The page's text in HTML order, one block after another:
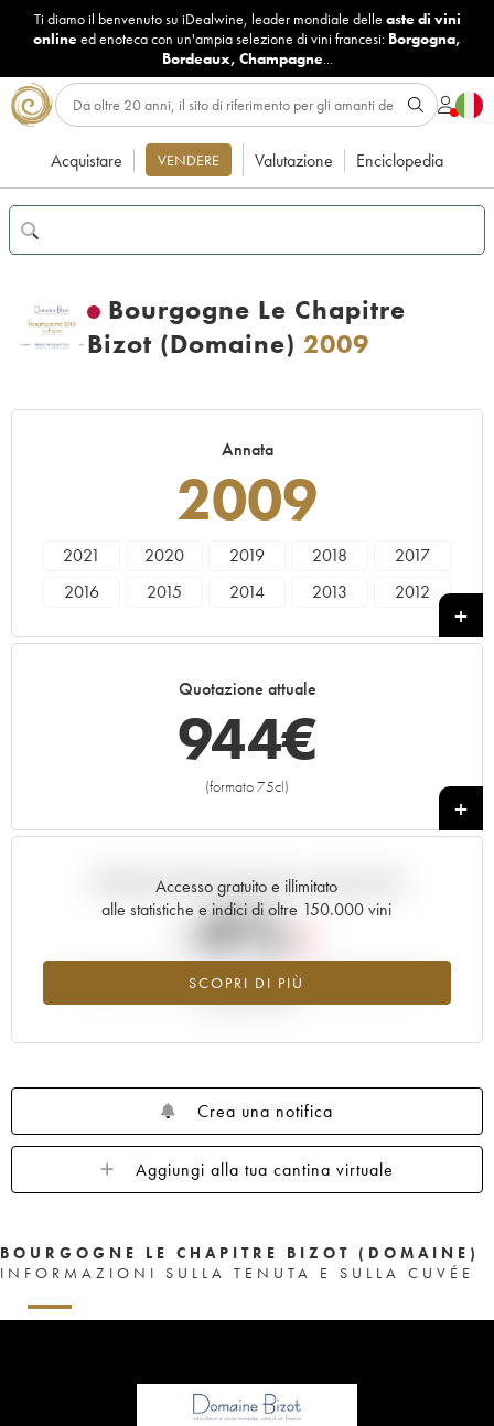
Ti diamo il benvenuto su iDealwine, leader mondiale delle aste di vini
onlineed enoteca con un'ampia selezione di vini francesi: Borgogna,
Bordeaux, Champagne...
Acquistare VENDERE Valutazione Enciclopedia
Bourgogne Le Chapitre
Bizot (Domaine) 2009
Annata
2009
2021 2020 2019 2018
2017
2016
2015 2014 2013
2012
Quotazione attuale
944€
(formato 75cl)
+
Accesso gratuito e illimitato
alle statistiche e indici di oltre 150.000 vini
SCOPRI DI PIÙ
Andamento della quotazione in tempo reale
-4%
Tendenza al ribasso per il valore dell'annata 2009 nel 2026
Crea una notifica
Aggiungi alla tua cantina virtuale
BOURGOGNE LE CHAPITRE BIZOT (DOMAINE)
INFORMAZIONI SULLA TENUTA E SULLA CUVÉE